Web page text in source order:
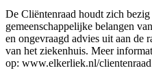
De Cliëntenraad houdt zich
gemeenschappelijke belangen
en ongevraagd advies uit aan de
van het ziekenhuis. Meer
op: www.elkerliek.nl/clientenraad